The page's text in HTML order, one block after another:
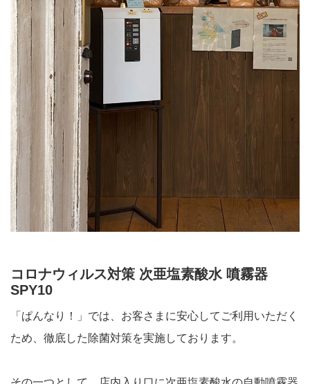
コロナウィルス対策 次亜塩素酸水 噴霧器
SPY10
「ぱんなり！」では、お客さまに安心してご利用いただく
ため、徹底した除菌対策を実施しております。